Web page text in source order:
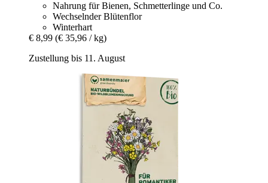
Nahrung für Bienen, Schmetterlinge und Co.
Wechselnder Blütenflor
Winterhart
€ 8,99 (€ 35,96 / kg)
Zustellung bis 11. August